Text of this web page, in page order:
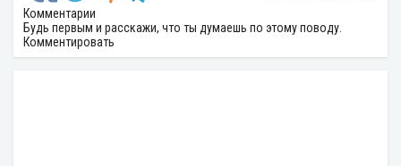
Комментарии
Будь первым и расскажи, что ты думаешь по этому поводу.
Комментировать